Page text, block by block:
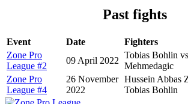
Past fights
Event Date Fighters
Zone Pro
League #2
09 April 2022
Tobias Bohlin
Mehmedagic
Zone Pro
League #4
26 November
2022
Hussein Abbas
Tobias Bohlin